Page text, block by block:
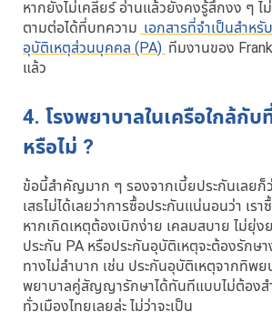
หากยังไม่เคลียร์ อ่านแล้วยังคงรู้สึกงง ๆ ไ
ตามต่อได้ที่บทความ เอกสารที่จำเป็นสำหรั
อุบัติเหตุส่วนบุคคล (PA) ทีมงานของ
แล้ว
4. โรงพยาบาลในเครือใกล้กั
หรือไม่ ?
ข้อนี้สำคัญมาก ๆ รองจากเบี้ยประกันเลยก็ว่
เสธไม่ได้เลยว่าการซื้อประกันแน่นอนว่า เร
หากเกิดเหตุต้องเบิกง่าย เคลมสบาย ไม่ยุ่ง
ประกัน PA หรือประกันอุบัติเหตุจะต้องรักษ
ทางไม่ลำบาก เช่น ประกันอุบัติเหตุจากทิพ
พยาบาลคู่สัญญารักษาได้ทันทีแบบไม่ต้องส
ทั่วเมืองไทยเลยล่ะ ไม่ว่าจะเป็น